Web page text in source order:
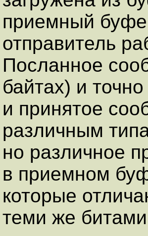
приемный
отправитель
Посланное
байтах) и
и принятое
различным
но различное
в приемном
которые
теми же